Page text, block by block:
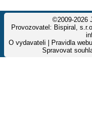
©2009-2026
Provozovatel: Bispiral,
O vydavateli
Pravidla
Spravovat